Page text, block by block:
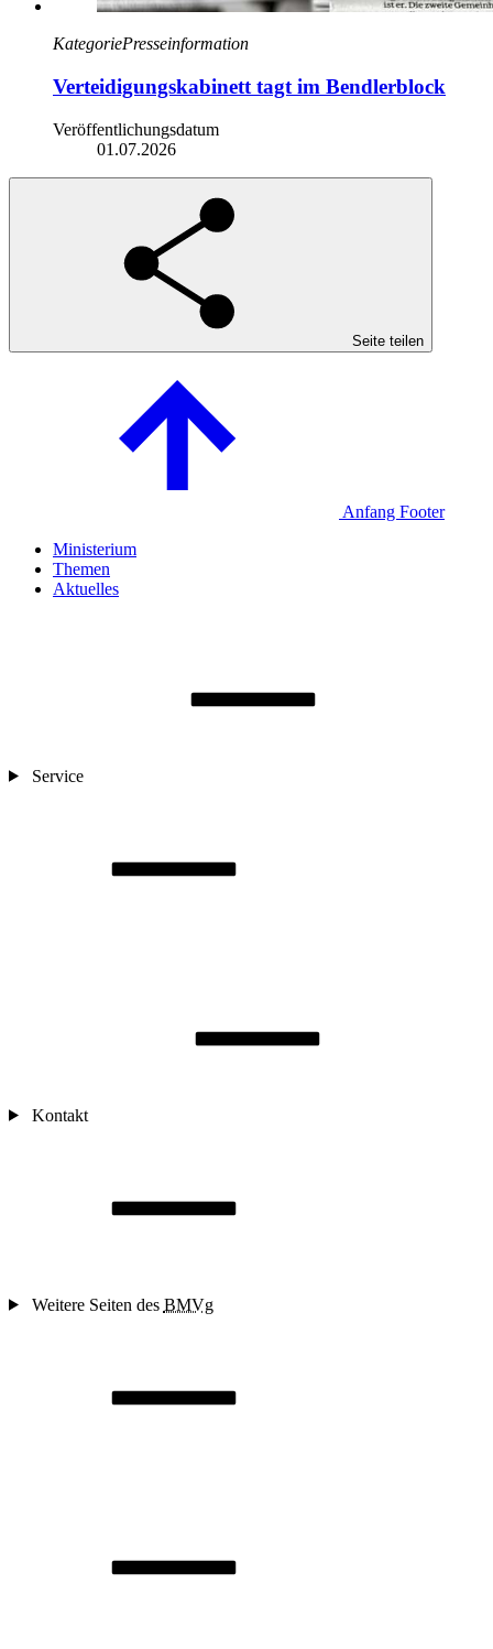
KategoriePresseinformation
Verteidigungskabinett tagt im Bendlerblock
Veröffentlichungsdatum
01.07.2026
Seite teilen
Anfang Footer
Ministerium
Themen
Aktuelles
Service
Kontakt
Weitere Seiten des BMVg